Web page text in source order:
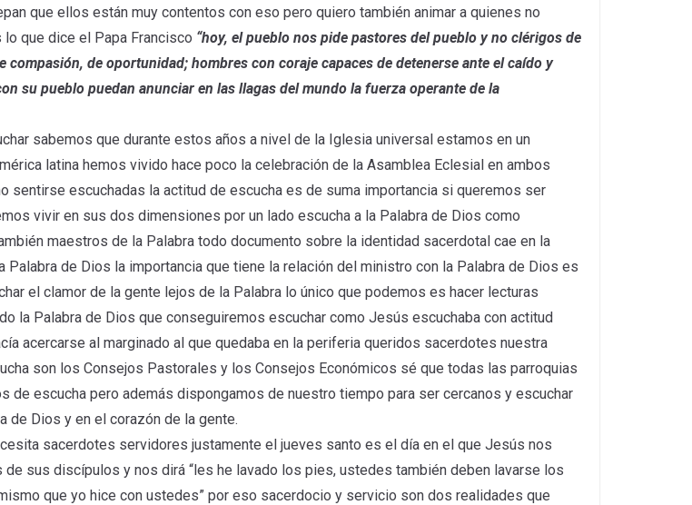
que ellos están muy contentos con eso pero quiero también animar a quienes no
que dice el Papa Francisco “hoy, el pueblo nos pide pastores del pueblo y no clérigos de
compasión, de oportunidad; hombres con coraje capaces de detenerse ante el caído y
su pueblo puedan anunciar en las llagas del mundo la fuerza operante de la
sabemos que durante estos años a nivel de la Iglesia universal estamos en un
latina hemos vivido hace poco la celebración de la Asamblea Eclesial en ambos
sentirse escuchadas la actitud de escucha es de suma importancia si queremos ser
vivir en sus dos dimensiones por un lado escucha a la Palabra de Dios como
maestros de la Palabra todo documento sobre la identidad sacerdotal cae en la
de Dios la importancia que tiene la relación del ministro con la Palabra de Dios es
el clamor de la gente lejos de la Palabra lo único que podemos es hacer lecturas
la Palabra de Dios que conseguiremos escuchar como Jesús escuchaba con actitud
acercarse al marginado al que quedaba en la periferia queridos sacerdotes nuestra
son los Consejos Pastorales y los Consejos Económicos sé que todas las parroquias
de escucha pero además dispongamos de nuestro tiempo para ser cercanos y escuchar
de Dios y en el corazón de la gente.
sacerdotes servidores justamente el jueves santo es el día en el que Jesús nos
sus discípulos y nos dirá “les he lavado los pies, ustedes también deben lavarse los
que yo hice con ustedes” por eso sacerdocio y servicio son dos realidades que